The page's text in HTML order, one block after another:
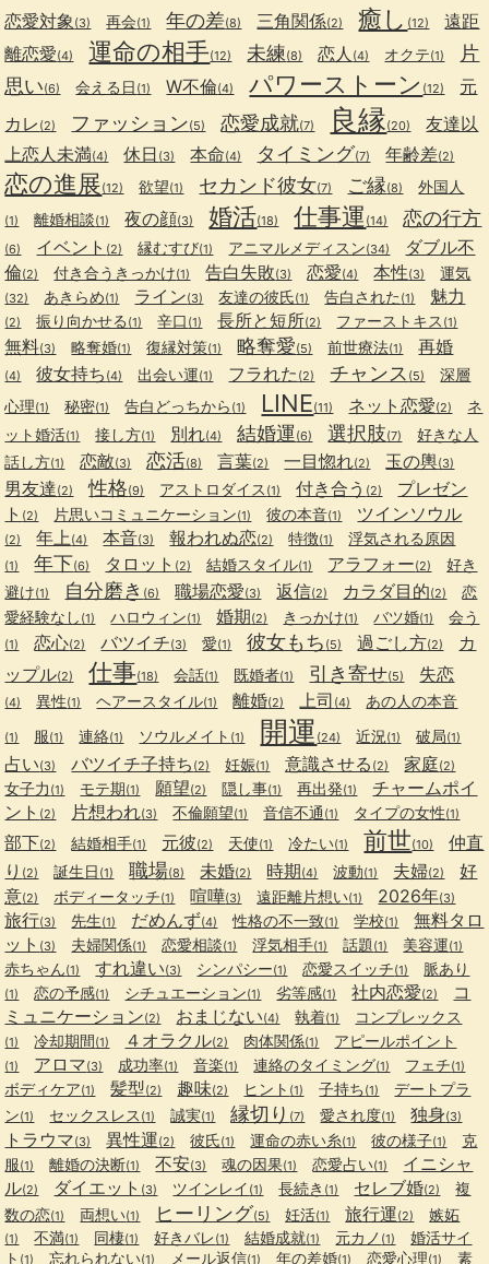
恋愛対象 (3) 再会(1) 年の差(8) 三角関係(2) 癒し (12)
遠距
離恋愛(4) 運命の相手(12) 未練(8) 恋人 (4) オクテ(1)
片
思い(6) 会える日 (1) W不倫(4) パワーストーン (12)
元
カレ (2) ファッション(5) 恋愛成就(7) 良縁(20)
友達以
上恋人未満(4) 休日 (3) 本命(4) タイミング(7) 年齢差(2)
恋の進展(12) 欲望(1) セカンド彼女(7) ご縁(8) 外国人
(1) 離婚相談(1) 夜の顔(3) 婚活(18) 仕事運 (14) 恋の行方
(6) イベント (2) 縁むすび(1) アニマルメディスン(34)
ダブル不
倫(2) 付き合うきっかけ(1) 告白失敗(3) 恋愛(4) 本性(3) 運気
(32) あきらめ(1) ライン(3) 友達の彼氏(1) 告白された (1) 魅力
(2) 振り向かせる (1) 辛口 (1) 長所と短所(2) ファーストキス (1)
無料(3) 略奪婚(1) 復縁対策(1) 略奪愛(5) 前世療法(1) 再婚
(4) 彼女持ち (4) 出会い運(1) フラれた (2) チャンス (5)
深層
心理(1) 秘密(1) 告白どっちから (1) LINE(11) ネット恋愛(2)
ネ
ット婚活(1) 接し方(1) 別れ(4) 結婚運(6) 選択肢(7)
好きな人
話し方(1) 恋敵(3) 恋活(8) 言葉(2) 一目惚れ(2) 玉の輿(3)
男友達(2) 性格(9) アストロダイス (1) 付き合う (2)
プレゼン
ト (2) 片思いコミュニケーション(1) 彼の本音(1) ツインソウル
(2) 年上 (4) 本音(3) 報われぬ恋(2) 特徴(1) 浮気される原因
(1) 年下(6) タロット (2) 結婚スタイル(1) アラフォー(2)
好き
避け(1) 自分磨き (6) 職場恋愛(3) 返信(2) カラダ目的(2)
恋
愛経験なし (1) ハロウィン(1) 婚期(2) きっかけ(1) バツ婚(1) 会う
(1) 恋心(2) バツイチ(3) 愛(1) 彼女もち (5) 過ごし方(2)
カ
ップル(2) 仕事(18) 会話(1) 既婚者(1) 引き寄せ(5) 失恋
(4) 異性(1) ヘアースタイル(1) 離婚(2) 上司 (4) あの人の本音
(1) 服(1) 連絡(1) ソウルメイト (1) 開運 (24) 近況 (1) 破局(1)
占い(3) バツイチ子持ち (2) 妊娠(1) 意識させる (2) 家庭(2)
女子力 (1) モテ期(1) 願望(2) 隠し事(1) 再出発(1)
チャームポイ
ント (2) 片想われ(3) 不倫願望(1) 音信不通 (1) タイプの女性(1)
部下(2) 結婚相手(1) 元彼(2) 天使(1) 冷たい(1) 前世(10)
仲直
り (2) 誕生日 (1) 職場(8) 未婚(2) 時期(4) 波動(1) 夫婦(2)
好
意(2) ボディータッチ(1) 喧嘩(3) 遠距離片想い(1) 2026年(3)
旅行(3) 先生(1) だめんず(4) 性格の不一致(1) 学校(1)
無料タロ
ット (3) 夫婦関係(1) 恋愛相談(1) 浮気相手(1) 話題(1) 美容運(1)
赤ちゃん(1) すれ違い(3) シンパシー(1) 恋愛スイッチ(1) 脈あり
(1) 恋の予感(1) シチュエーション(1) 劣等感(1) 社内恋愛(2)
コ
ミュニケーション(2) おまじない(4) 執着(1) コンプレックス
(1) 冷却期間(1) ４オラクル(2) 肉体関係(1) アピールポイント
(1) アロマ(3) 成功率(1) 音楽(1) 連絡のタイミング(1) フェチ(1)
ボディケア(1) 髪型(2) 趣味(2) ヒント (1) 子持ち(1)
デートプラ
ン(1) セックスレス (1) 誠実(1) 縁切り (7) 愛され度(1) 独身(3)
トラウマ(3) 異性運(2) 彼氏(1) 運命の赤い糸(1) 彼の様子(1)
克
服(1) 離婚の決断(1) 不安(3) 魂の因果(1) 恋愛占い(1)
イニシャ
ル(2) ダイエット (3) ツインレイ (1) 長続き (1) セレブ婚(2)
複
数の恋(1) 両想い(1) ヒーリング(5) 妊活(1) 旅行運(2) 嫉妬
(1) 不満(1) 同棲(1) 好きバレ(1) 結婚成就(1) 元カノ (1)
婚活サイ
ト (1) 忘れられない(1) メール返信(1) 年の差婚(1) 恋愛心理(1) 素